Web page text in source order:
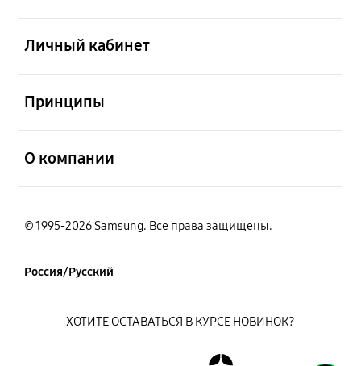
Личный кабинет
Принципы
О компании
© 1995-2026 Samsung. Все права защищены.
Россия/Русский
ХОТИТЕ ОСТАВАТЬСЯ В КУРСЕ НОВИНОК?